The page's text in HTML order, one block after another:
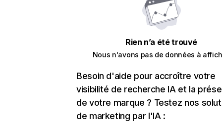
Rien n’a été trouvé
Nous n'avons pas de données à
Besoin d'aide pour accroître votre
visibilité de recherche IA et la
de votre marque ? Testez nos
de marketing par l'IA :